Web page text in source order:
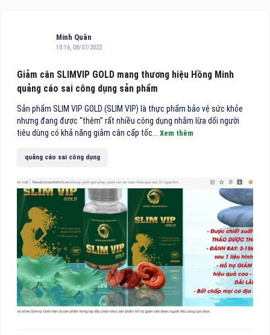
Minh Quân
10:16, 08/07/2022
Giảm cân SLIMVIP GOLD mang thương hiệu Hồng Minh
quảng cáo sai công dụng sản phẩm
Sản phẩm SLIM VIP GOLD (SLIM VIP) là thực phẩm bảo vệ sức khỏe
nhưng đang được “thêm” rất nhiều công dụng nhằm lừa dối người
tiêu dùng có khả năng giảm cân cấp tốc... Xem thêm
quảng cáo sai công dụng